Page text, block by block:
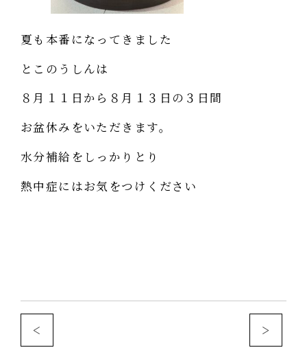
夏も本番になってきました
とこのうしんは
８月１１日から８月１３日の３日間
お盆休みをいただきます。
水分補給をしっかりとり
熱中症にはお気をつけください
< >